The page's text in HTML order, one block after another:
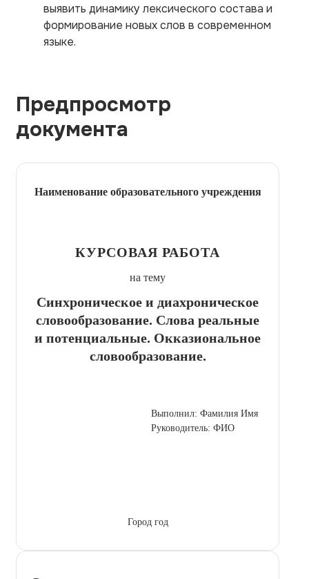
выявить динамику лексического состава и
формирование новых слов в современном
языке.
Предпросмотр
документа
Наименование образовательного учреждения
КУРСОВАЯ РАБОТА
на тему
Синхроническое и диахроническое
словообразование. Слова реальные
и потенциальные. Окказиональное
словообразование.
Выполнил: Фамилия Имя
Руководитель: ФИО
Город год